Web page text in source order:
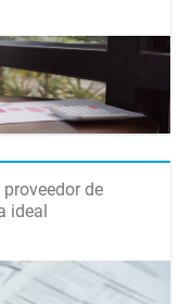
de
ideal